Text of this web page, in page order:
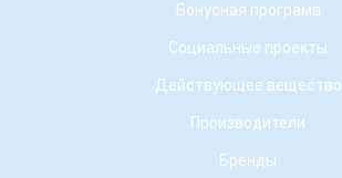
Бонусная програма
Социальные проекты
Действующее вещество
Производители
Бренды